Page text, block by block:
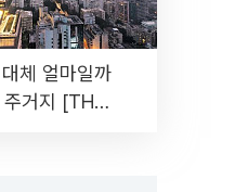
체 얼마일까
거지 [THE